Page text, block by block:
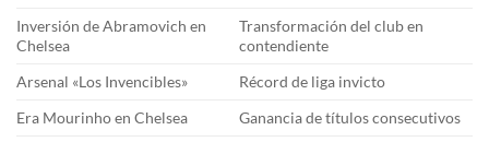
Inversión de Abramovich en
Chelsea
Transformación del club en
contendiente
Arsenal «Los Invencibles»
Récord de liga invicto
Era Mourinho en Chelsea
Ganancia de títulos consecutivos